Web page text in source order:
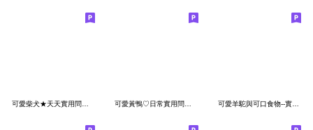
可愛羊駝與可口食物--實用語問候